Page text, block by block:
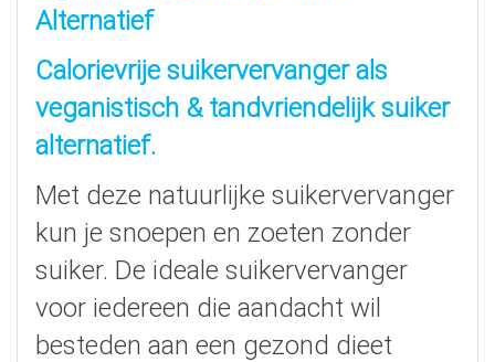
Alternatief
Calorievrije suikervervanger als
veganistisch & tandvriendelijk suiker
alternatief.
Met deze natuurlijke suikervervanger
kun je snoepen en zoeten zonder
suiker. De ideale suikervervanger
voor iedereen die aandacht wil
besteden aan een gezond dieet